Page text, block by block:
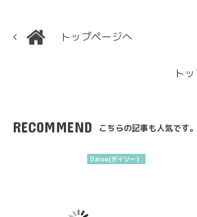
トップページへ
ト
RECOMMEND こちらの記事も人気です。
Daiso(ダイソー）